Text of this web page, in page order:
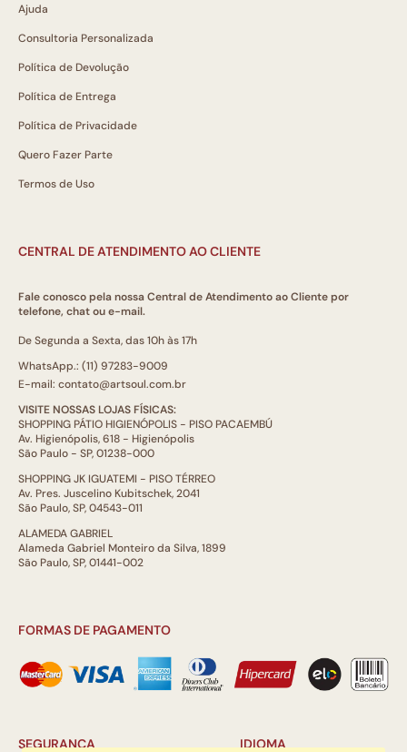
Ajuda
Consultoria Personalizada
Política de Devolução
Política de Entrega
Política de Privacidade
Quero Fazer Parte
Termos de Uso
CENTRAL DE ATENDIMENTO AO CLIENTE
Fale conosco pela nossa Central de Atendimento ao Cliente por
telefone, chat ou e-mail.
De Segunda a Sexta, das 10h às 17h
WhatsApp.: (11) 97283-9009
E-mail: contato@artsoul.com.br
VISITE NOSSAS LOJAS FÍSICAS:
SHOPPING PÁTIO HIGIENÓPOLIS - PISO PACAEMBÚ
Av. Higienópolis, 618 - Higienópolis
São Paulo - SP, 01238-000
SHOPPING JK IGUATEMI - PISO TÉRREO
Av. Pres. Juscelino Kubitschek, 2041
São Paulo, SP, 04543-011
ALAMEDA GABRIEL
Alameda Gabriel Monteiro da Silva, 1899
São Paulo, SP, 01441-002
FORMAS DE PAGAMENTO
SEGURANÇA IDIOMA